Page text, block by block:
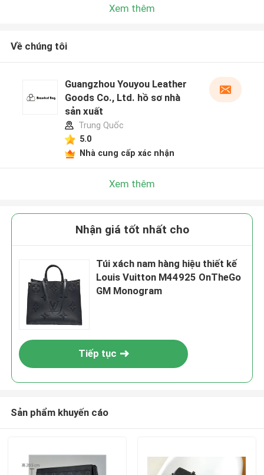
Xem thêm
Về chúng tôi
Guangzhou Youyou Leather
Goods Co., Ltd. hồ sơ nhà
sản xuất
Trung Quốc
5.0
Nhà cung cấp xác nhận
Xem thêm
Nhận giá tốt nhất cho
Túi xách nam hàng hiệu thiết kế
Louis Vuitton M44925 OnTheGo
GM Monogram
Tiếp tục
Sản phẩm khuyến cáo